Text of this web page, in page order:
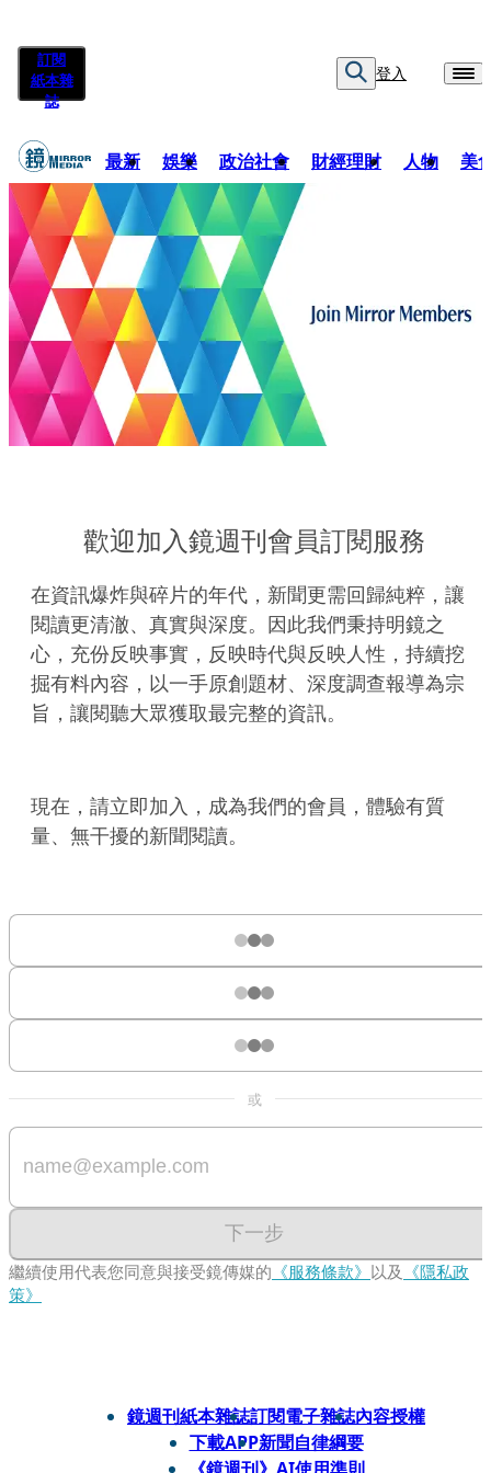
訂閱
紙本雜
誌
登入
最新 娛樂 政治社會 財經理財 人物 美
歡迎加入鏡週刊會員訂閱服務
在資訊爆炸與碎片的年代，新聞更需回歸純粹，讓
閱讀更清澈、真實與深度。因此我們秉持明鏡之
心，充份反映事實，反映時代與反映人性，持續挖
掘有料內容，以一手原創題材、深度調查報導為宗
旨，讓閱聽大眾獲取最完整的資訊。
現在，請立即加入，成為我們的會員，體驗有質
量、無干擾的新聞閱讀。
或
下一步
繼續使用代表您同意與接受鏡傳媒的 《服務條款》 以及 《隱私政
策》
鏡週刊紙本雜誌訂閱電子雜誌內容授權
下載APP新聞自律綱要